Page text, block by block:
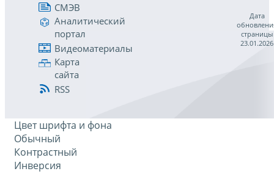
СМЭВ
Аналитический
портал
Видеоматериалы
Карта
сайта
RSS
Дата
страницы
23.01.2026
Цвет шрифта и фона
Обычный
Контрастный
Инверсия